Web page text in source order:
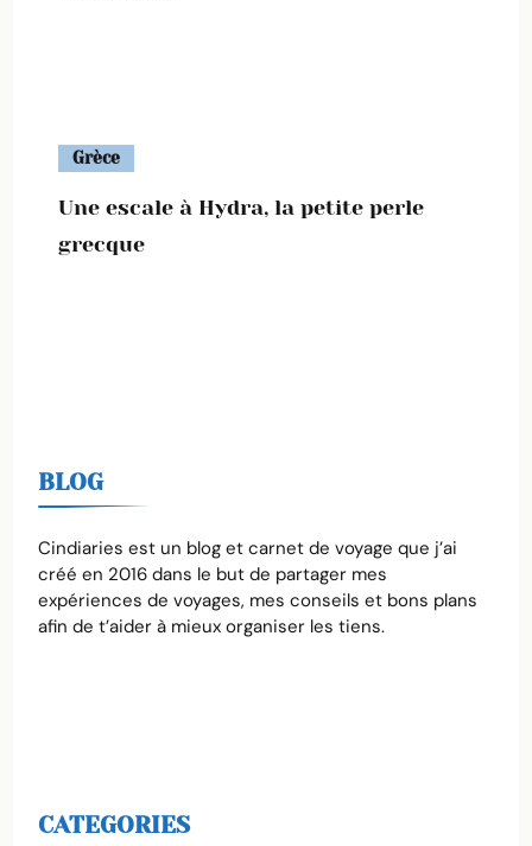
Grèce
Une escale à Hydra, la petite perle
grecque
BLOG
Cindiaries est un blog et carnet de voyage que j’ai
créé en 2016 dans le but de partager mes
expériences de voyages, mes conseils et bons plans
afin de t’aider à mieux organiser les tiens.
CATEGORIES